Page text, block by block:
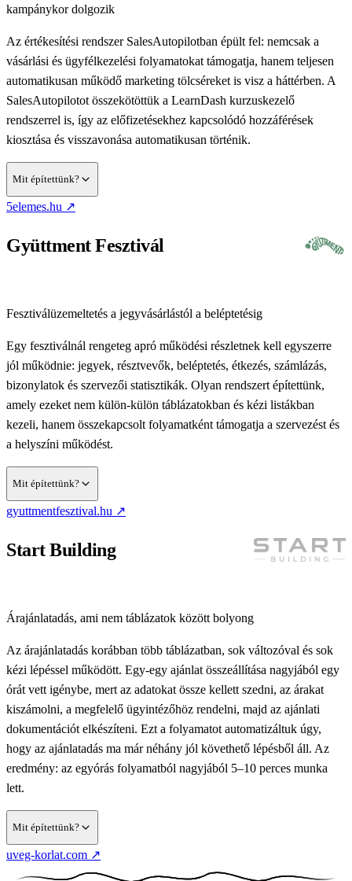
a vezetők egy helyen lássák a Barion- és K&H-egyenlegeket,
Automatikusan frissülő cash-flow táblát, hogy mindig
látszódjon, mennyi az elkölthető pénzkeret
lehet ágyazni a honlapra
értesítések és fontos üzenetek ne kézzel, mégis Szilvi hangján
menjenek ki
Esemény–honlap összekötést: az adminban felvitt workshop
jelentkezések és résztvevők egy helyen kezelhetők
Egy mindig futó, Slackből vezérelt AI-asszisztenst, akinek
elvégzi, mint egy ember a gép előtt
kampánykor dolgozik
Az értékesítési rendszer SalesAutopilotban épült fel: nemcsak a
vásárlási és ügyfélkezelési folyamatokat támogatja, hanem teljesen
automatikusan működő marketing tölcséreket is visz a háttérben. A
SalesAutopilotot összekötöttük a LearnDash kurzuskezelő
rendszerrel is, így az előfizetésekhez kapcsolódó hozzáférések
kiosztása és visszavonása automatikusan történik.
Mit építettünk?
vásárlási és ügyfélfolyamatokat
5elemes.hu ↗
Gyüttment Fesztivál
Fesztiválüzemeltetés a jegyvásárlástól a beléptetésig
Egy fesztiválnál rengeteg apró működési részletnek kell egyszerre
jól működnie: jegyek, résztvevők, beléptetés, étkezés, számlázás,
bizonylatok és szervezői statisztikák. Olyan rendszert építettünk,
amely ezeket nem külön-külön táblázatokban és kézi listákban
kezeli, hanem összekapcsolt folyamatként támogatja a szervezést és
a helyszíni működést.
Mit építettünk?
van kötve a belső nyilvántartásokkal
gyuttmentfesztival.hu ↗
Start Building
Árajánlatadás, ami nem táblázatok között bolyong
Az árajánlatadás korábban több táblázatban, sok változóval és sok
kézi lépéssel működött. Egy-egy ajánlat összeállítása nagyjából egy
órát vett igénybe, mert az adatokat össze kellett szedni, az árakat
kiszámolni, a megfelelő ügyintézőhöz rendelni, majd az ajánlati
dokumentációt elkészíteni. Ezt a folyamatot automatizáltuk úgy,
hogy az ajánlatadás ma már néhány jól követhető lépésből áll. Az
eredmény: az egyórás folyamatból nagyjából 5–10 perces munka
lett.
Mit építettünk?
uveg-korlat.com ↗